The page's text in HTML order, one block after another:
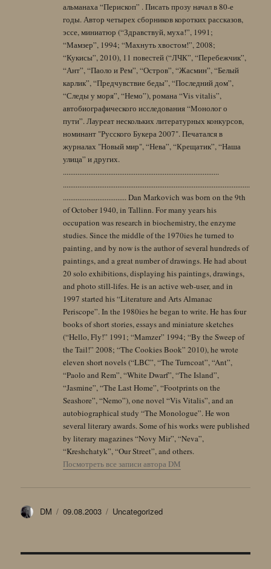
альманаха “Перископ” . Писать прозу начал в 80-е
годы. Автор четырех сборников коротких рассказов,
эссе, миниатюр (“Здравствуй, муха!”, 1991;
“Мамзер”, 1994; “Махнуть хвостом!”, 2008;
“Кукисы”, 2010), 11 повестей (“ЛЧК”, “Перебежчик”,
“Ант”, “Паоло и Рем”, “Остров”, “Жасмин”, “Белый
карлик”, “Предчувствие беды”, “Последний дом”,
“Следы у моря”, “Немо”), романа “Vis vitalis”,
автобиографического исследования “Монолог о
пути”. Лауреат нескольких литературных конкурсов,
номинант "Русского Букера 2007". Печатался в
журналах "Новый мир", “Нева”, “Крещатик”, “Наша
улица” и других.
......................................................................................
.......................................................................................................
................................... Dan Markovich was born on the 9th
of October 1940, in Tallinn. For many years his
occupation was research in biochemistry, the enzyme
studies. Since the middle of the 1970ies he turned to
painting, and by now is the author of several hundreds of
paintings, and a great number of drawings. He had about
20 solo exhibitions, displaying his paintings, drawings,
and photo still-lifes. He is an active web-user, and in
1997 started his “Literature and Arts Almanac
Periscope”. In the 1980ies he began to write. He has four
books of short stories, essays and miniature sketches
(“Hello, Fly!” 1991; “Mamzer” 1994; “By the Sweep of
the Tail!” 2008; “The Cookies Book” 2010), he wrote
eleven short novels (“LBC”, “The Turncoat”, “Ant”,
“Paolo and Rem”, “White Dwarf”, “The Island”,
“Jasmine”, “The Last Home”, “Footprints on the
Seashore”, “Nemo”), one novel “Vis Vitalis”, and an
autobiographical study “The Monologue”. He won
several literary awards. Some of his works were published
by literary magazines “Novy Mir”, “Neva”,
“Kreshchatyk”, “Our Street”, and others.
Посмотреть все записи автора DM
Автор
DM Опубликовано
09.08.2003 Рубрики
Uncategorized